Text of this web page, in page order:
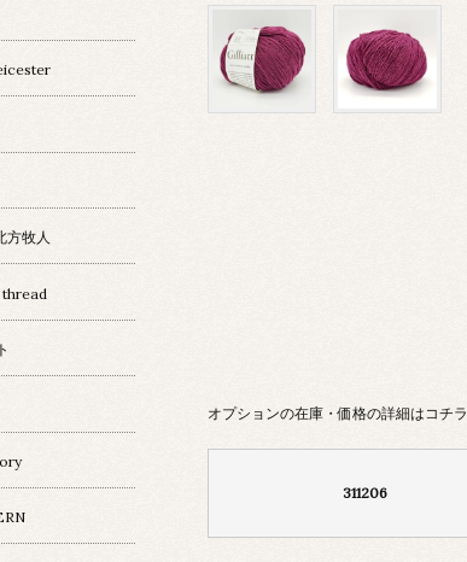
オプションの在庫・価格の詳細はコチラ
311206
方牧人